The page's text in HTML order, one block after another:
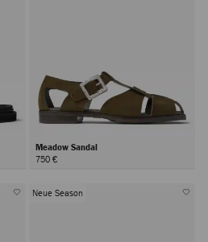
Meadow Sandal
750 €
Neue Season